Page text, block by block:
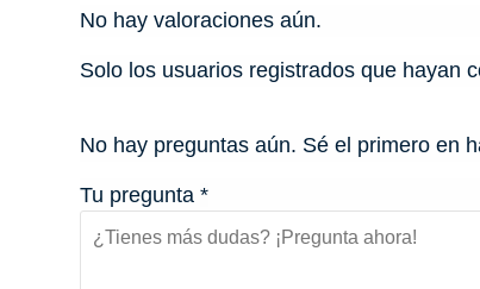
No hay valoraciones aún.
Solo los usuarios registrados que hayan
No hay preguntas aún. Sé el primero en
Tu pregunta*